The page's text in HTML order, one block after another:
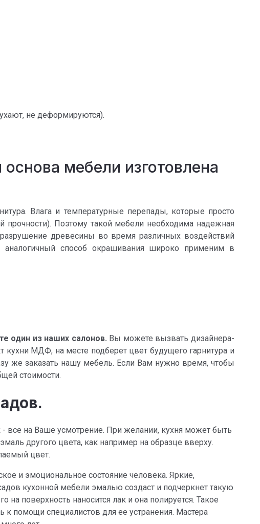
не деформируются).
мебели изготовлена
Влага и температурные перепады, которые просто
Поэтому такой мебели необходима надежная
древесины во время различных воздействий
способ окрашивания широко применим в
один из наших салонов. Вы можете вызвать дизайнера-
МДФ, на месте подберет цвет будущего гарнитура и
же заказать нашу мебель. Если Вам нужно время, чтобы
стоимости.
на Ваше усмотрение. При желании, кухня может быть
другого цвета, как например на образце вверху.
цвет.
и эмоциональное состояние человека. Яркие,
кухонной мебели эмалью создаст и подчеркнет такую
поверхность наносится лак и она полируется. Такое
к помощи специалистов для ее устранения. Мастера